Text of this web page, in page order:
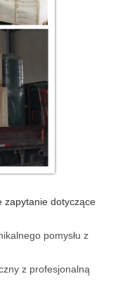
zapytanie dotyczące
pomysłu z
z profesjonalną